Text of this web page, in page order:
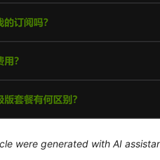
were generated with AI